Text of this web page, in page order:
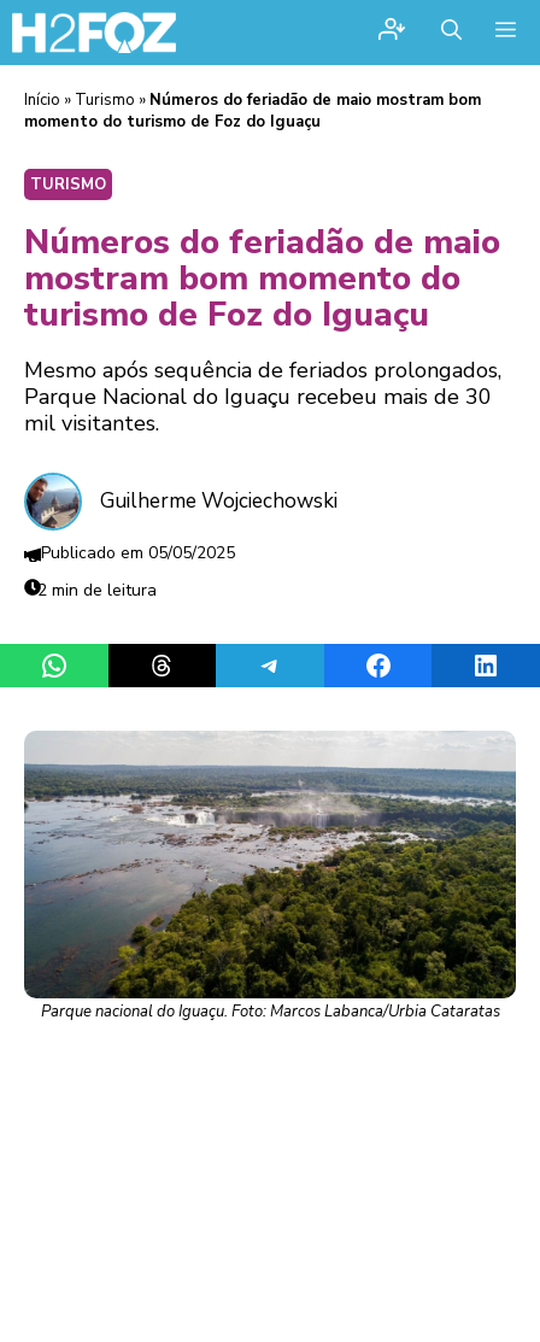
Início » Turismo » Números do feriadão de maio mostram bom
momento do turismo de Foz do Iguaçu
TURISMO
Números do feriadão de maio
mostram bom momento do
turismo de Foz do Iguaçu
Mesmo após sequência de feriados prolongados,
Parque Nacional do Iguaçu recebeu mais de 30
mil visitantes.
Guilherme Wojciechowski
05/05/2025
2 min de leitura
Share on WhatsAppShare on ThreadsShare on TelegramShare on Facebook
Parque nacional do Iguaçu. Foto: Marcos Labanca/Urbia Cataratas